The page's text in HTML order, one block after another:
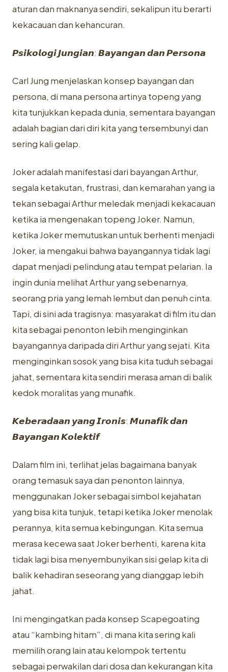
aturan dan maknanya sendiri, sekalipun itu berarti
kekacauan dan kehancuran.
𝙋𝙨𝙞𝙠𝙤𝙡𝙤𝙜𝙞 𝙅𝙪𝙣𝙜𝙞𝙖𝙣: 𝘽𝙖𝙮𝙖𝙣𝙜𝙖𝙣 𝙙𝙖𝙣 𝙋𝙚𝙧𝙨𝙤𝙣𝙖
Carl Jung menjelaskan konsep bayangan dan
persona, di mana persona artinya topeng yang
kita tunjukkan kepada dunia, sementara bayangan
adalah bagian dari diri kita yang tersembunyi dan
sering kali gelap.
Joker adalah manifestasi dari bayangan Arthur,
segala ketakutan, frustrasi, dan kemarahan yang ia
tekan sebagai Arthur meledak menjadi kekacauan
ketika ia mengenakan topeng Joker. Namun,
ketika Joker memutuskan untuk berhenti menjadi
Joker, ia mengakui bahwa bayangannya tidak lagi
dapat menjadi pelindung atau tempat pelarian. Ia
ingin dunia melihat Arthur yang sebenarnya,
seorang pria yang lemah lembut dan penuh cinta.
Tapi, di sini ada tragisnya: masyarakat di film itu dan
kita sebagai penonton lebih menginginkan
bayangannya daripada diri Arthur yang sejati. Kita
menginginkan sosok yang bisa kita tuduh sebagai
jahat, sementara kita sendiri merasa aman di balik
kedok moralitas yang munafik.
𝙆𝙚𝙗𝙚𝙧𝙖𝙙𝙖𝙖𝙣 𝙮𝙖𝙣𝙜 𝙄𝙧𝙤𝙣𝙞𝙨: 𝙈𝙪𝙣𝙖𝙛𝙞𝙠 𝙙𝙖𝙣
𝘽𝙖𝙮𝙖𝙣𝙜𝙖𝙣 𝙆𝙤𝙡𝙚𝙠𝙩𝙞𝙛
Dalam film ini, terlihat jelas bagaimana banyak
orang temasuk saya dan penonton lainnya,
menggunakan Joker sebagai simbol kejahatan
yang bisa kita tunjuk, tetapi ketika Joker menolak
perannya, kita semua kebingungan. Kita semua
merasa kecewa saat Joker berhenti, karena kita
tidak lagi bisa menyembunyikan sisi gelap kita di
balik kehadiran seseorang yang dianggap lebih
jahat.
Ini mengingatkan pada konsep Scapegoating
atau “kambing hitam”, di mana kita sering kali
memilih orang lain atau kelompok tertentu
sebagai perwakilan dari dosa dan kekurangan kita